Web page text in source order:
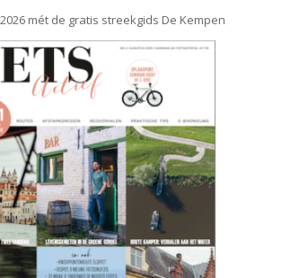
mét de gratis streekgids De Kempen